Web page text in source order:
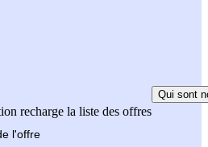
recharge la liste des offres
Qui sont
l'offre